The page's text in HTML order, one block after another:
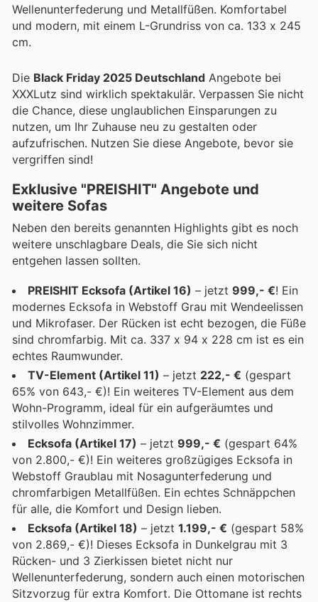
Wellenunterfederung und Metallfüßen. Komfortabel
und modern, mit einem L-Grundriss von ca. 133 x 245
cm.
Die Black Friday 2025 Deutschland Angebote bei
XXXLutz sind wirklich spektakulär. Verpassen Sie nicht
die Chance, diese unglaublichen Einsparungen zu
nutzen, um Ihr Zuhause neu zu gestalten oder
aufzufrischen. Nutzen Sie diese Angebote, bevor sie
vergriffen sind!
Exklusive "PREISHIT" Angebote und
weitere Sofas
Neben den bereits genannten Highlights gibt es noch
weitere unschlagbare Deals, die Sie sich nicht
entgehen lassen sollten.
PREISHIT Ecksofa (Artikel 16) – jetzt 999,- €! Ein
modernes Ecksofa in Webstoff Grau mit Wendeelissen
und Mikrofaser. Der Rücken ist echt bezogen, die Füße
sind chromfarbig. Mit ca. 337 x 94 x 228 cm ist es ein
echtes Raumwunder.
TV-Element (Artikel 11) – jetzt 222,- € (gespart
65% von 643,- €)! Ein weiteres TV-Element aus dem
Wohn-Programm, ideal für ein aufgeräumtes und
stilvolles Wohnzimmer.
Ecksofa (Artikel 17) – jetzt 999,- € (gespart 64%
von 2.800,- €)! Ein weiteres großzügiges Ecksofa in
Webstoff Graublau mit Nosagunterfederung und
chromfarbigen Metallfüßen. Ein echtes Schnäppchen
für alle, die Komfort und Design lieben.
Ecksofa (Artikel 18) – jetzt 1.199,- € (gespart 58%
von 2.869,- €)! Dieses Ecksofa in Dunkelgrau mit 3
Rücken- und 3 Zierkissen bietet nicht nur
Wellenunterfederung, sondern auch einen motorischen
Sitzvorzug für extra Komfort. Die Ottomane ist rechts